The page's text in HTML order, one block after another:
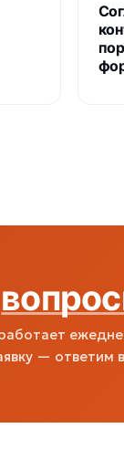
— ответим